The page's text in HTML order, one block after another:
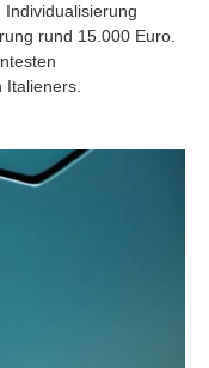
rund 15.000 Euro.